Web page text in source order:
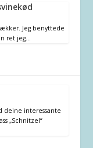
Jeg benyttede
ret jeg…
deine interessante
„Schnitzel“